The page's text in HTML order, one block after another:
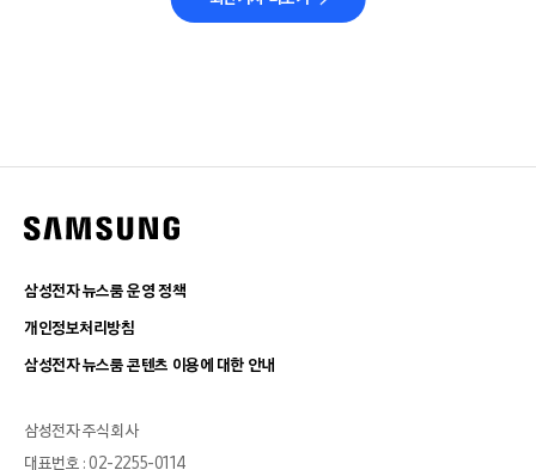
삼성전자 뉴스룸 운영 정책
개인정보처리방침
삼성전자 뉴스룸 콘텐츠 이용에 대한 안내
삼성전자 주식회사
대표번호 : 02-2255-0114